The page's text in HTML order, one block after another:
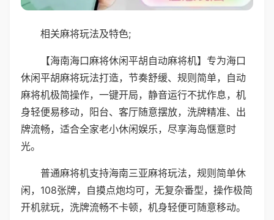
相关麻将玩法及特色;
【海南海口麻将休闲平胡自动麻将机】专为海口
休闲平胡麻将玩法打造，节奏舒缓、规则简单，自动
麻将机极简操作，一键开局，静音运行不扰作息，机
身轻便易移动，阳台、客厅随意摆放，洗牌精准、出
牌流畅，适合全家老小休闲娱乐，尽享海岛惬意时
光。
普通麻将机支持海南三亚麻将玩法，规则简单休
闲，108张牌，自摸点炮均可，无复杂番型，操作极简
开机就玩，洗牌流畅不卡顿，机身轻便可随意移动。